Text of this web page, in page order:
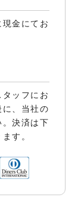
金にてお
ッフにお
、当社の
決済は下
す。